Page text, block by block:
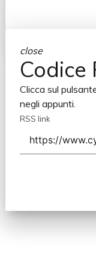
close
Codice
Clicca sul
negli appunti.
RSS link